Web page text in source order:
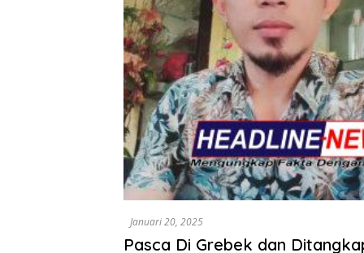
Januari 20, 2025
Pasca Di Grebek dan